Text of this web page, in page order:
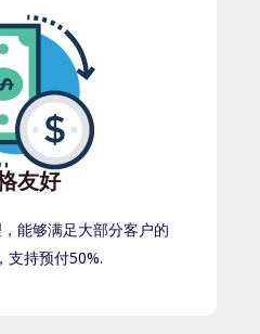
友好
能够满足大部分客户的
支持预付50%.